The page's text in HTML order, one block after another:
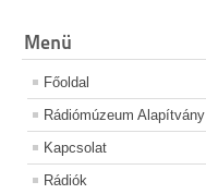
Menü
Főoldal
Rádiómúzeum Alapítvány
Kapcsolat
Rádiók